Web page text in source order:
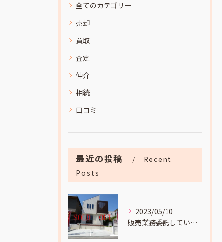
全てのカテゴリー
売却
買取
査定
仲介
相続
口コミ
最近の投稿
Recent
Posts
2023/05/10
販売業務委託していました